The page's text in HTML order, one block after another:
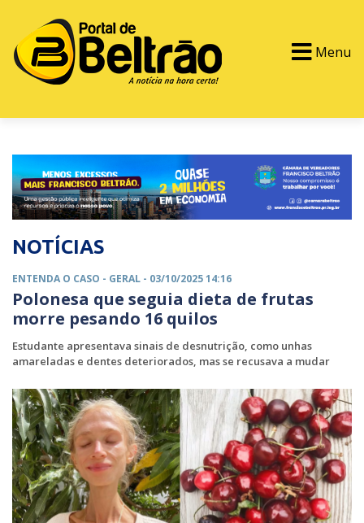
Menu
NOTÍCIAS
ENTENDA O CASO - GERAL - 03/10/2025 14:16
Polonesa que seguia dieta de frutas
morre pesando 16 quilos
Estudante apresentava sinais de desnutrição, como unhas
amareladas e dentes deteriorados, mas se recusava a mudar